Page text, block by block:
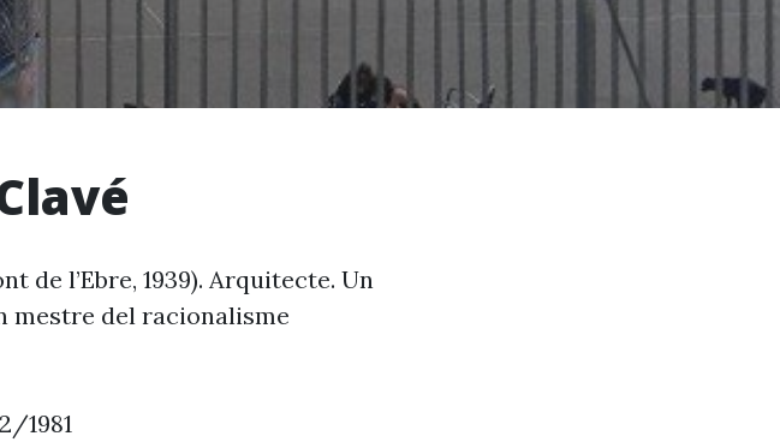
de l’Ebre, 1939). Arquitecte. Un
mestre del racionalisme
1981